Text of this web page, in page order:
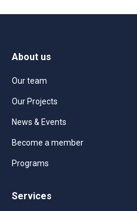
About us
Our team
Our Projects
News & Events
Become a member
Programs
Services